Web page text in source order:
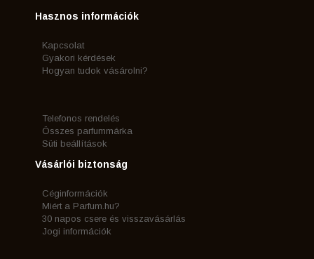
Hasznos információk
Kapcsolat
Gyakori kérdések
Hogyan tudok vásárolni?
Telefonos rendelés
Összes parfummárka
Süti beállítások
Vásárlói biztonság
Céginformációk
Miért a Parfum.hu?
30 napos csere és visszavásárlás
Jogi információk